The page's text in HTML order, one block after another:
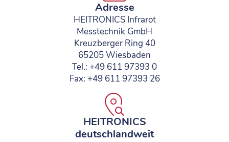
Adresse
HEITRONICS Infrarot
Messtechnik GmbH
Kreuzberger Ring 40
65205 Wiesbaden
Tel.: +49 611 97393 0
Fax: +49 611 97393 26
HEITRONICS
deutschlandweit